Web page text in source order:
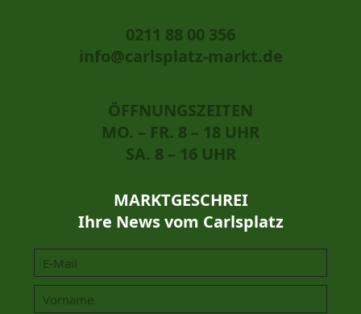
0211 88 00 356
info@carlsplatz-markt.de
ÖFFNUNGSZEITEN
MO. – FR. 8 – 18 UHR
SA. 8 – 16 UHR
MARKTGESCHREI
Ihre News vom Carlsplatz